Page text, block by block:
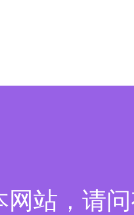
网站，请